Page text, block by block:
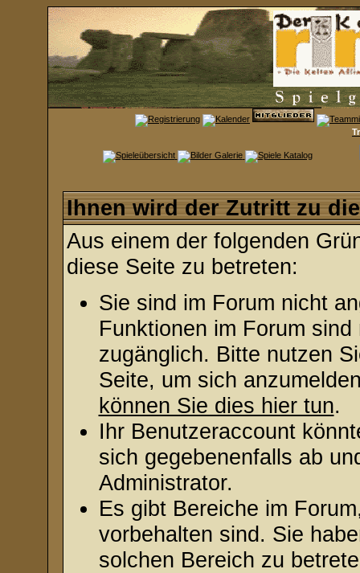
Ihnen wird der Zutritt zu
Aus einem der folgenden
diese Seite zu betreten:
Sie sind im Forum nicht
Funktionen im Forum
zugänglich. Bitte nutzen
Seite, um sich
können Sie dies hier tun.
Ihr Benutzeraccount
sich gegebenenfalls ab
Administrator.
Es gibt Bereiche im
vorbehalten sind. Sie
solchen Bereich zu